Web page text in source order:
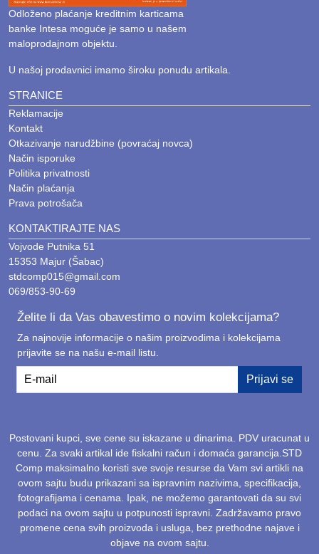
Odloženo plaćanje kreditnim karticama
banke Intesa moguće je samo u našem
maloprodajnom objektu.
U našoj prodavnici imamo široku ponudu artikala.
STRANICE
Reklamacije
Kontakt
Otkazivanje narudžbine (povraćaj novca)
Način isporuke
Politika privatnosti
Način plaćanja
Prava potrošača
KONTAKTIRAJTE NAS
Vojvode Putnika 51
15353 Majur (Šabac)
stdcomp015@gmail.com
069/853-90-69
Želite li da Vas obavestimo o novim kolekcijama?
Za najnovije informacije o našim proizvodima i kolekcijama
prijavite se na našu e-mail listu.
E-mail
Prijavi se
Postovani kupci, sve cene su iskazane u dinarima. PDV uracunat u
cenu. Za svaki artikal ide fiskalni račun i domaća garancija.STD
Comp maksimalno koristi sve svoje resurse da Vam svi artikli na
ovom sajtu budu prikazani sa ispravnim nazivima, specifikacija,
fotografijama i cenama. Ipak, ne možemo garantovati da su svi
podaci na ovom sajtu u potpunosti ispravni. Zadržavamo pravo
promene cena svih proizvoda i usluga, bez prethodne najave i
objave na ovom sajtu.